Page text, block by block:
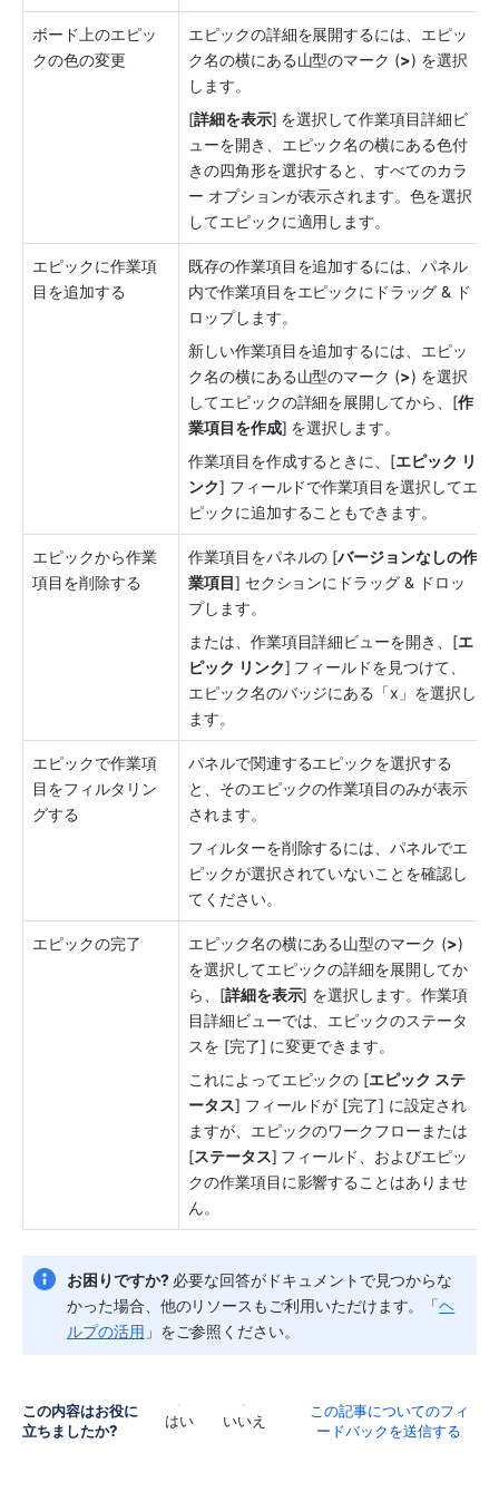
ボード上のエピッ
クの色の変更
エピックの詳細を展開するには、エピッ
ク名の横にある山型のマーク (>) を選択
します。
[詳細を表示] を選択して作業項目詳細ビ
ューを開き、エピック名の横にある色付
きの四角形を選択すると、すべてのカラ
ー オプションが表示されます。色を選択
してエピックに適用します。
エピックに作業項
目を追加する
既存の作業項目を追加するには、パネル
内で作業項目をエピックにドラッグ & ド
ロップします。
新しい作業項目を追加するには、エピッ
ク名の横にある山型のマーク (>) を選択
してエピックの詳細を展開してから、[作
業項目を作成] を選択します。
作業項目を作成するときに、[エピック リ
ンク] フィールドで作業項目を選択してエ
ピックに追加することもできます。
エピックから作業
項目を削除する
作業項目をパネルの [バージョンなしの作
業項目] セクションにドラッグ & ドロッ
プします。
または、作業項目詳細ビューを開き、[エ
ピック リンク] フィールドを見つけて、
エピック名のバッジにある「x」を選択し
ます。
エピックで作業項
目をフィルタリン
グする
パネルで関連するエピックを選択する
と、そのエピックの作業項目のみが表示
されます。
フィルターを削除するには、パネルでエ
ピックが選択されていないことを確認し
てください。
エピックの完了 エピック名の横にある山型のマーク (>)
を選択してエピックの詳細を展開してか
ら、[詳細を表示] を選択します。作業項
目詳細ビューでは、エピックのステータ
スを [完了] に変更できます。
これによってエピックの [エピック ステ
ータス] フィールドが [完了] に設定され
ますが、エピックのワークフローまたは
[ステータス] フィールド、およびエピッ
クの作業項目に影響することはありませ
ん。
お困りですか? 必要な回答がドキュメントで見つからな
かった場合、他のリソースもご利用いただけます。「ヘ
ルプの活用 」をご参照ください。
この内容はお役に
立ちましたか?
はい いいえ
この記事についてのフィ
ードバックを送信する